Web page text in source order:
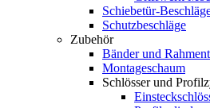
Schiebetür-
Schutzbeschläge
Zubehör
Bänder und
Montageschaum
Schlösser und